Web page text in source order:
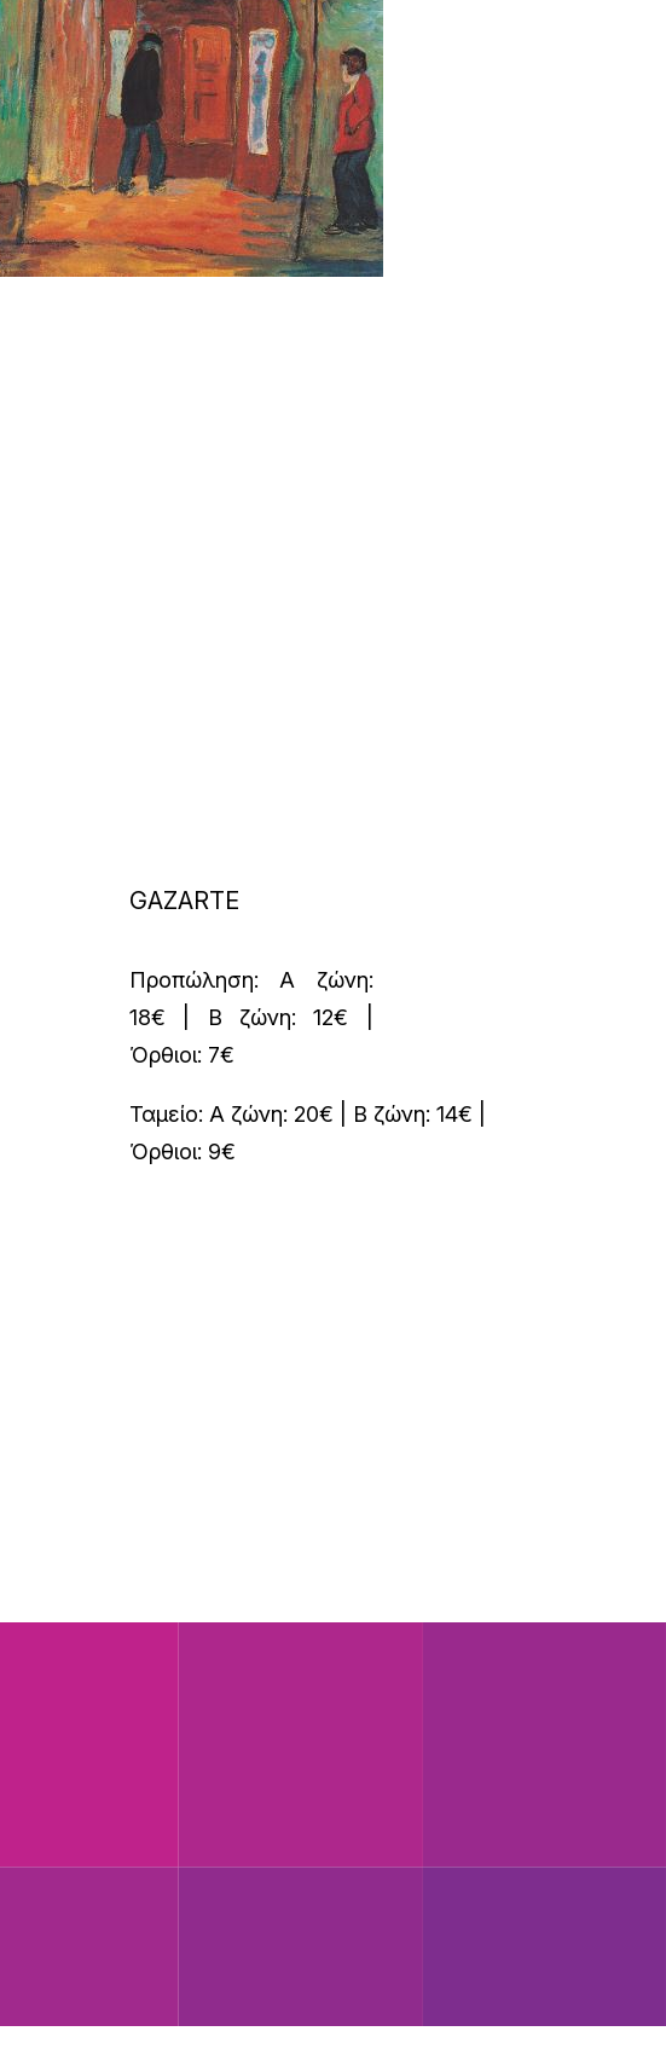
GAZARTE
Προπώληση: A ζώνη:
18€ | Β ζώνη: 12€ |
Όρθιοι: 7€
Ταμείο: A ζώνη: 20€ | Β ζώνη: 14€ |
Όρθιοι: 9€